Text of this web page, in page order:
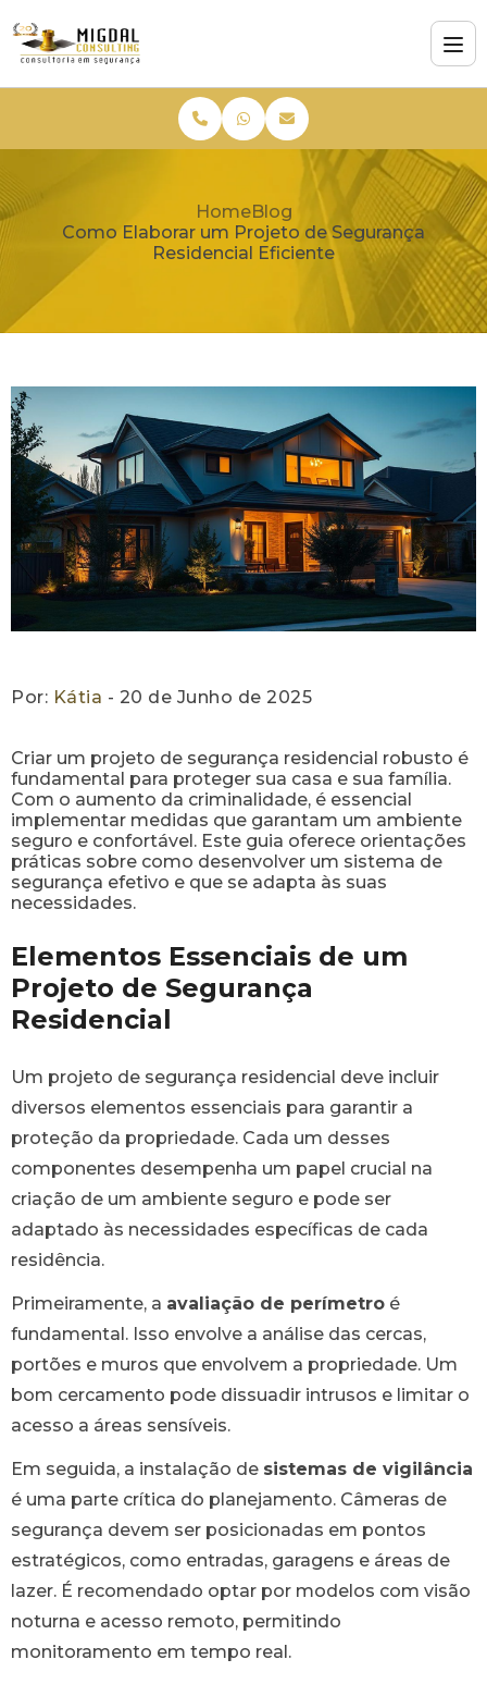
HomeBlog
Como Elaborar um Projeto de Segurança
Residencial Eficiente
Por: Kátia - 20 de Junho de 2025
Criar um projeto de segurança residencial robusto é
fundamental para proteger sua casa e sua família.
Com o aumento da criminalidade, é essencial
implementar medidas que garantam um ambiente
seguro e confortável. Este guia oferece orientações
práticas sobre como desenvolver um sistema de
segurança efetivo e que se adapta às suas
necessidades.
Elementos Essenciais de um
Projeto de Segurança
Residencial
Um projeto de segurança residencial deve incluir
diversos elementos essenciais para garantir a
proteção da propriedade. Cada um desses
componentes desempenha um papel crucial na
criação de um ambiente seguro e pode ser
adaptado às necessidades específicas de cada
residência.
Primeiramente, a avaliação de perímetro é
fundamental. Isso envolve a análise das cercas,
portões e muros que envolvem a propriedade. Um
bom cercamento pode dissuadir intrusos e limitar o
acesso a áreas sensíveis.
Em seguida, a instalação de sistemas de vigilância
é uma parte crítica do planejamento. Câmeras de
segurança devem ser posicionadas em pontos
estratégicos, como entradas, garagens e áreas de
lazer. É recomendado optar por modelos com visão
noturna e acesso remoto, permitindo
monitoramento em tempo real.